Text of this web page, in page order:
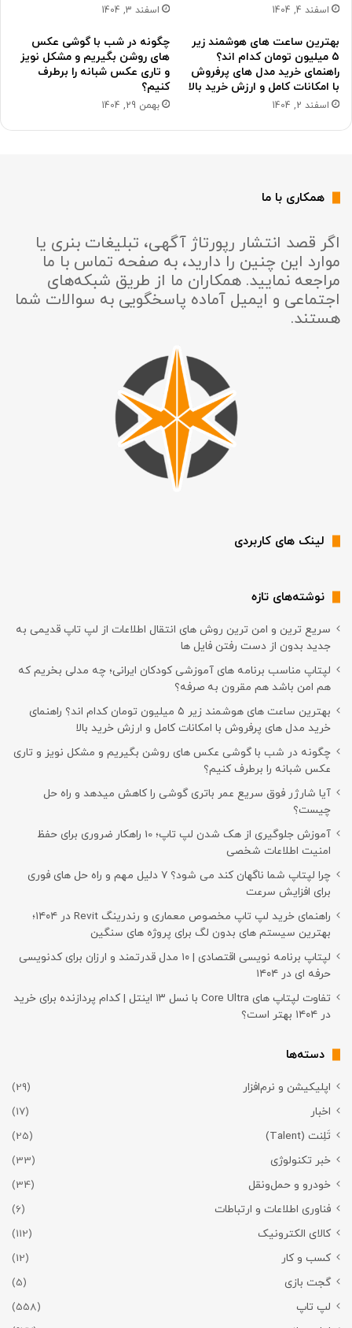
اسفند 4, 1404 اسفند 3, 1404
بهترین ساعت های هوشمند زیر
۵ میلیون تومان کدام اند؟
راهنمای خرید مدل های پرفروش
با امکانات کامل و ارزش خرید بالا
اسفند 2, 1404
چگونه در شب با گوشی عکس
های روشن بگیریم و مشکل نویز
و تاری عکس شبانه را برطرف
کنیم؟
بهمن 29, 1404
همکاری با ما
اگر قصد انتشار رپورتاژ آگهی، تبلیغات بنری یا
موارد این چنین را دارید، به صفحه تماس با ما
مراجعه نمایید. همکاران ما از طریق شبکه‌های
اجتماعی و ایمیل آماده پاسخگویی به سوالات شما
هستند.
لینک های کاربردی
نوشته‌های تازه
سریع ترین و امن ترین روش های انتقال اطلاعات از لپ تاپ قدیمی به
جدید بدون از دست رفتن فایل ها
لپتاپ مناسب برنامه های آموزشی کودکان ایرانی؛ چه مدلی بخریم که
هم امن باشد هم مقرون به صرفه؟
بهترین ساعت های هوشمند زیر ۵ میلیون تومان کدام اند؟ راهنمای
خرید مدل های پرفروش با امکانات کامل و ارزش خرید بالا
چگونه در شب با گوشی عکس های روشن بگیریم و مشکل نویز و تاری
عکس شبانه را برطرف کنیم؟
آیا شارژر فوق سریع عمر باتری گوشی را کاهش میدهد و راه حل
چیست؟
آموزش جلوگیری از هک شدن لپ تاپ؛ 10 راهکار ضروری برای حفظ
امنیت اطلاعات شخصی
چرا لپتاپ شما ناگهان کند می شود؟ ۷ دلیل مهم و راه حل های فوری
برای افزایش سرعت
راهنمای خرید لپ تاپ مخصوص معماری و رندرینگ Revit در ۱۴۰۴؛
بهترین سیستم های بدون لگ برای پروژه های سنگین
لپتاپ برنامه نویسی اقتصادی | ۱۰ مدل قدرتمند و ارزان برای کدنویسی
حرفه ای در ۱۴۰۴
تفاوت لپتاپ های Core Ultra با نسل ۱۳ اینتل | کدام پردازنده برای خرید
در ۱۴۰۴ بهتر است؟
دسته‌ها
اپلیکیشن و نرم‌افزار
(29)
اخبار
(17)
تَلِنت (Talent)
(25)
خبر تکنولوژی
(33)
خودرو و حمل‌و‌نقل
(34)
فناوری اطلاعات و ارتباطات
(6)
کالای الکترونیک
(112)
کسب و کار
(12)
گجت بازی
(5)
لپ تاپ
(558)